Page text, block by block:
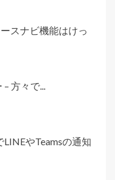
スナビ機能はけっ
方々で...
やTeamsの通知